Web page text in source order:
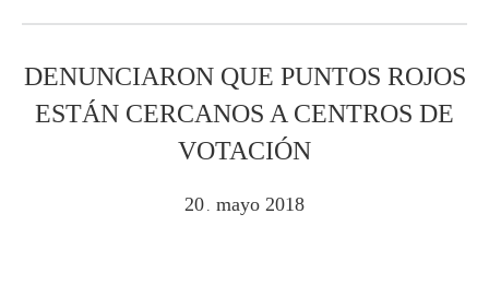
DENUNCIARON QUE PUNTOS ROJOS
ESTÁN CERCANOS A CENTROS DE
VOTACIÓN
20 mayo 2018